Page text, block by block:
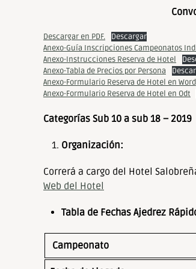
discapacidadDescargar en PDF.
Descargar
Anexo-Guía Inscripciones Campeonatos
Anexo-Instrucciones Reserva de Hotel
Anexo-Tabla de Precios por Persona
Anexo-Formulario Reserva de Hotel en Word
Anexo-Formulario Reserva de Hotel en Odt
Categorías Sub 10 a sub 18 – 2019
Organización:
Correrá a cargo del Hotel
Web del Hotel
Tabla de Fechas Ajedrez
Campeonato